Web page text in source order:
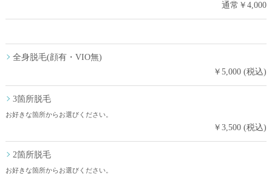
通常￥4,000
全身脱毛(顔有・VIO無)
￥5,000 (税込)
3箇所脱毛
お好きな箇所からお選びください。
￥3,500 (税込)
2箇所脱毛
お好きな箇所からお選びください。